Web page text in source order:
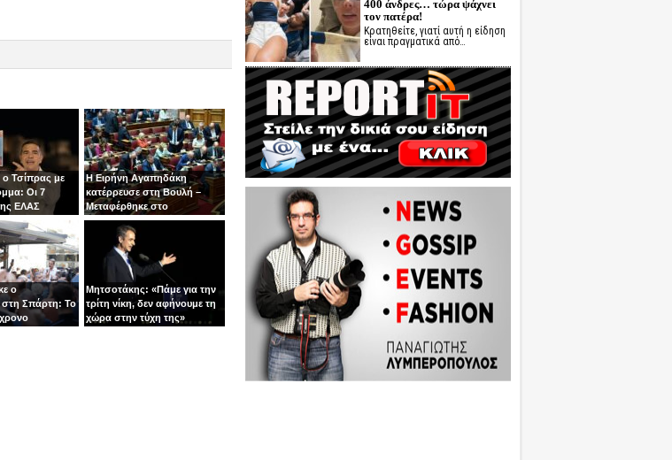
ο Τσίπρας με
Οι 7
ΕΛΑΣ
Η Ειρήνη Αγαπηδάκη
κατέρρευσε στη Βουλή –
Μεταφέρθηκε στο
νοσοκομείο με ασθενοφόρο
ο
Σπάρτη: Το
Μητσοτάκης: «Πάμε για την
τρίτη νίκη, δεν αφήνουμε τη
χώρα στην τύχη της»
400 άνδρες… τώρα ψάχνει
τον πατέρα!
Κρατηθείτε, γιατί αυτή η είδηση
είναι πραγματικά από…